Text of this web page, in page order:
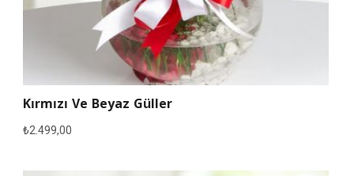
Kırmızı Ve Beyaz Güller
₺2.499,00